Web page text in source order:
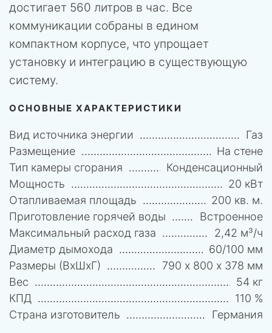
достигает 560 литров в час. Все
коммуникации собраны в едином
компактном корпусе, что упрощает
установку и интеграцию в существующую
систему.
ОСНОВНЫЕ ХАРАКТЕРИСТИКИ
Вид источника энергии
Газ
Размещение
На стене
Тип камеры сгорания
Конденсационный
Мощность
20 кВт
Отапливаемая площадь
200 кв. м.
Приготовление горячей воды
Встроенное
Максимальный расход газа
2,42 м³/ч
Диаметр дымохода
60/100 мм
Размеры (ВхШхГ)
790 х 800 х 378 мм
Вес
54 кг
КПД
110 %
Страна изготовитель
Германия